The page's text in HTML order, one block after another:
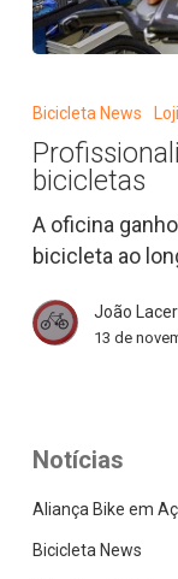
nas
de
bicicletas
Bicicleta News
bicicletas
A oficina
bicicleta ao
João
13 de
Notícias
Aliança Bike em
Bicicleta News